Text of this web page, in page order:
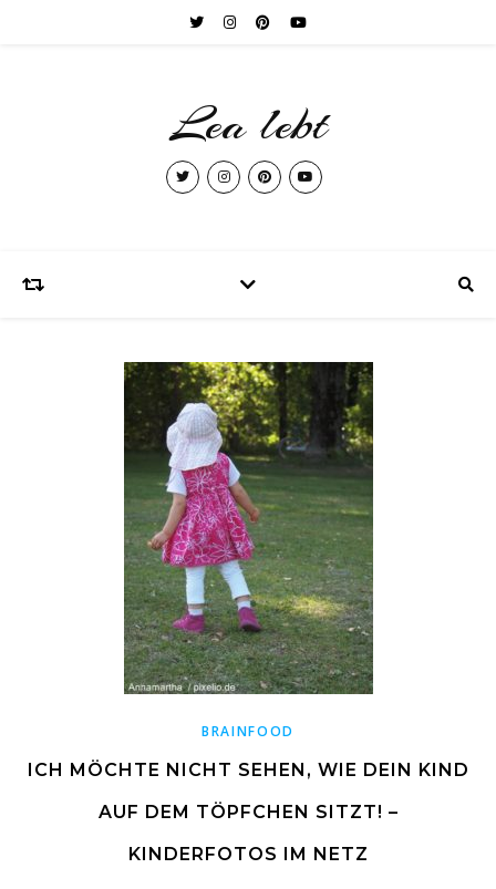
Lea lebt
BRAINFOOD
ICH MÖCHTE NICHT SEHEN, WIE DEIN KIND
AUF DEM TÖPFCHEN SITZT! –
KINDERFOTOS IM NETZ